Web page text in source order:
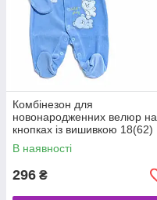
Комбінезон для
новонародженних велюр на
кнопках із вишивкою 18(62)
В наявності
296 ₴